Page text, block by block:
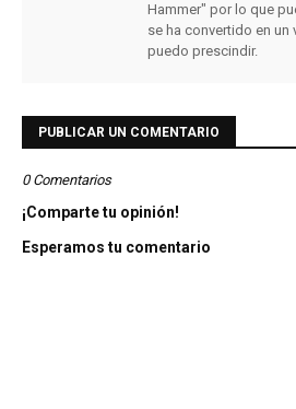
Hammer" por lo que
se ha convertido en un
puedo prescindir.
PUBLICAR UN COMENTARIO
0 Comentarios
¡Comparte tu opinión!
Esperamos tu comentario